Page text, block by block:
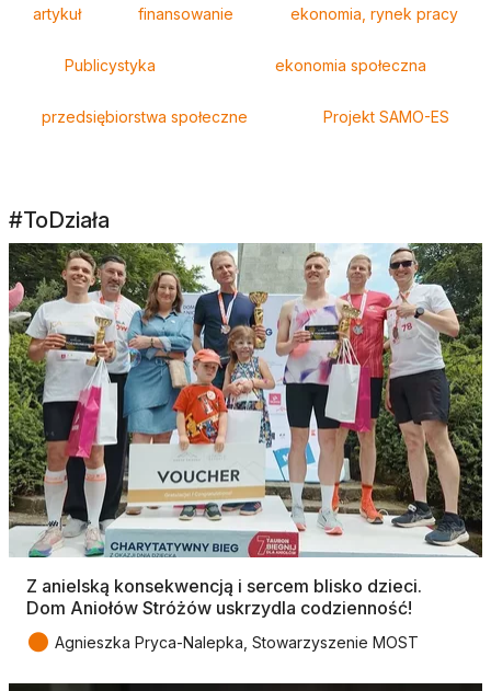
artykuł finansowanie ekonomia, rynek pracy
Publicystyka ekonomia społeczna
przedsiębiorstwa społeczne Projekt SAMO-ES
#ToDziała
Z anielską konsekwencją i sercem blisko dzieci.
Dom Aniołów Stróżów uskrzydla codzienność!
● Agnieszka Pryca-Nalepka, Stowarzyszenie MOST